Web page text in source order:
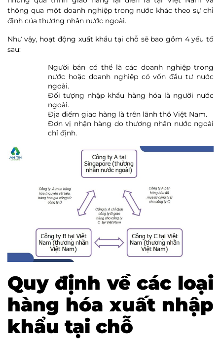
thông qua một doanh nghiệp trong nước khác theo sự chỉ
định của thương nhân nước ngoài.
Như vậy, hoạt động xuất khẩu tại chỗ sẽ bao gồm 4 yếu tố
sau:
Người bán có thể là các doanh nghiệp trong
nước hoặc doanh nghiệp có vốn đầu tư nước
ngoài.
Đối tượng nhập khẩu hàng hóa là người nước
ngoài.
Địa điểm giao hàng là trên lãnh thổ Việt Nam.
Đơn vị nhận hàng do thương nhân nước ngoài
chỉ định.
Quy định về các loại
hàng hóa xuất nhập
khẩu tại chỗ